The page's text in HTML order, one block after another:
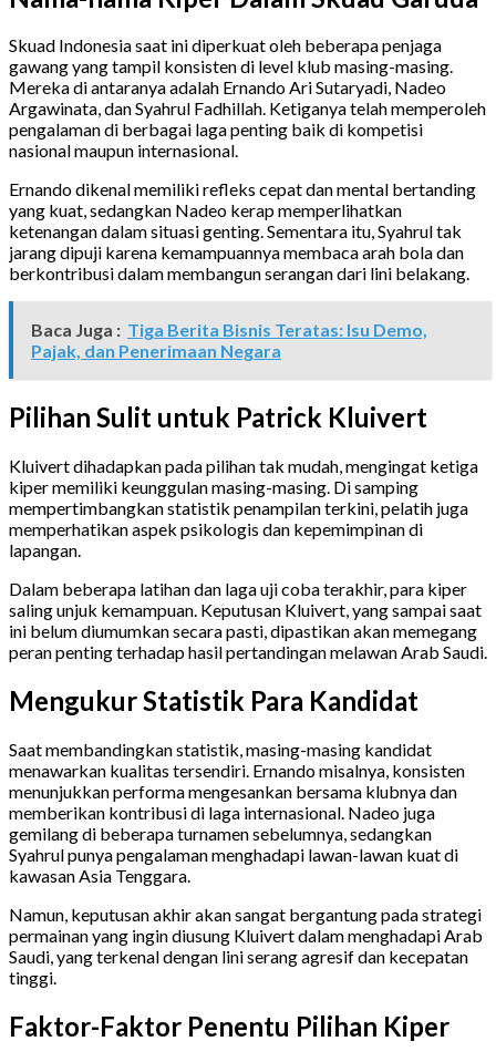
Skuad Indonesia saat ini diperkuat oleh beberapa penjaga
gawang yang tampil konsisten di level klub masing-masing.
Mereka di antaranya adalah Ernando Ari Sutaryadi, Nadeo
Argawinata, dan Syahrul Fadhillah. Ketiganya telah memperoleh
pengalaman di berbagai laga penting baik di kompetisi
nasional maupun internasional.
Ernando dikenal memiliki refleks cepat dan mental bertanding
yang kuat, sedangkan Nadeo kerap memperlihatkan
ketenangan dalam situasi genting. Sementara itu, Syahrul tak
jarang dipuji karena kemampuannya membaca arah bola dan
berkontribusi dalam membangun serangan dari lini belakang.
Baca Juga : Tiga Berita Bisnis Teratas: Isu Demo,
Pajak, dan Penerimaan Negara
Pilihan Sulit untuk Patrick Kluivert
Kluivert dihadapkan pada pilihan tak mudah, mengingat ketiga
kiper memiliki keunggulan masing-masing. Di samping
mempertimbangkan statistik penampilan terkini, pelatih juga
memperhatikan aspek psikologis dan kepemimpinan di
lapangan.
Dalam beberapa latihan dan laga uji coba terakhir, para kiper
saling unjuk kemampuan. Keputusan Kluivert, yang sampai saat
ini belum diumumkan secara pasti, dipastikan akan memegang
peran penting terhadap hasil pertandingan melawan Arab Saudi.
Mengukur Statistik Para Kandidat
Saat membandingkan statistik, masing-masing kandidat
menawarkan kualitas tersendiri. Ernando misalnya, konsisten
menunjukkan performa mengesankan bersama klubnya dan
memberikan kontribusi di laga internasional. Nadeo juga
gemilang di beberapa turnamen sebelumnya, sedangkan
Syahrul punya pengalaman menghadapi lawan-lawan kuat di
kawasan Asia Tenggara.
Namun, keputusan akhir akan sangat bergantung pada strategi
permainan yang ingin diusung Kluivert dalam menghadapi Arab
Saudi, yang terkenal dengan lini serang agresif dan kecepatan
tinggi.
Faktor-Faktor Penentu Pilihan Kiper